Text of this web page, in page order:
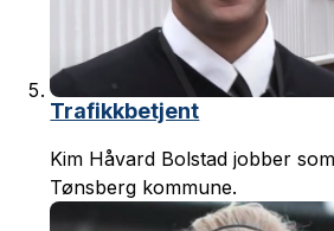
Trafikkbetjent
Kim Håvard Bolstad jobber
Tønsberg kommune.